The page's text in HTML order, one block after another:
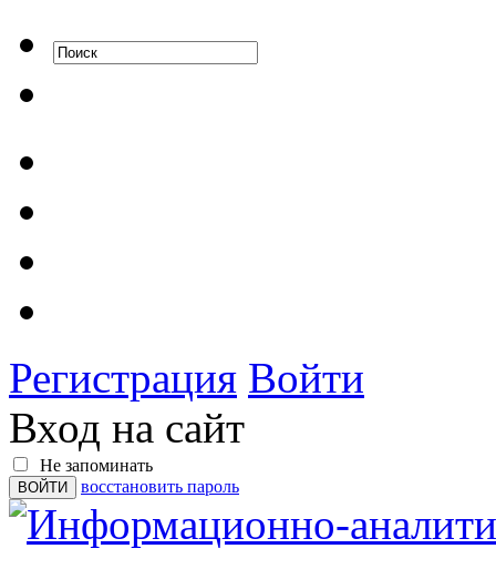
Регистрация Войти
Вход на сайт
Не запоминать
восстановить пароль